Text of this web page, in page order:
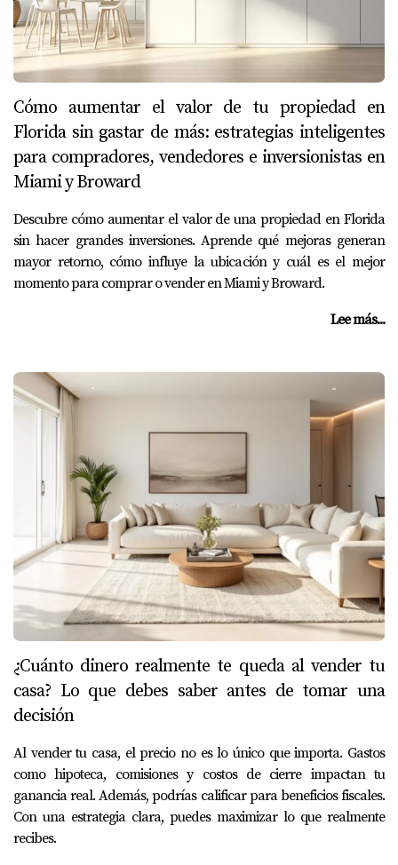
Cómo aumentar el valor de tu propiedad en
Florida sin gastar de más: estrategias inteligentes
para compradores, vendedores e inversionistas en
Miami y Broward
Descubre cómo aumentar el valor de una propiedad en Florida
sin hacer grandes inversiones. Aprende qué mejoras generan
mayor retorno, cómo influye la ubicación y cuál es el mejor
momento para comprar o vender en Miami y Broward.
Lee más...
¿Cuánto dinero realmente te queda al vender tu
casa? Lo que debes saber antes de tomar una
decisión
Al vender tu casa, el precio no es lo único que importa. Gastos
como hipoteca, comisiones y costos de cierre impactan tu
ganancia real. Además, podrías calificar para beneficios fiscales.
Con una estrategia clara, puedes maximizar lo que realmente
recibes.